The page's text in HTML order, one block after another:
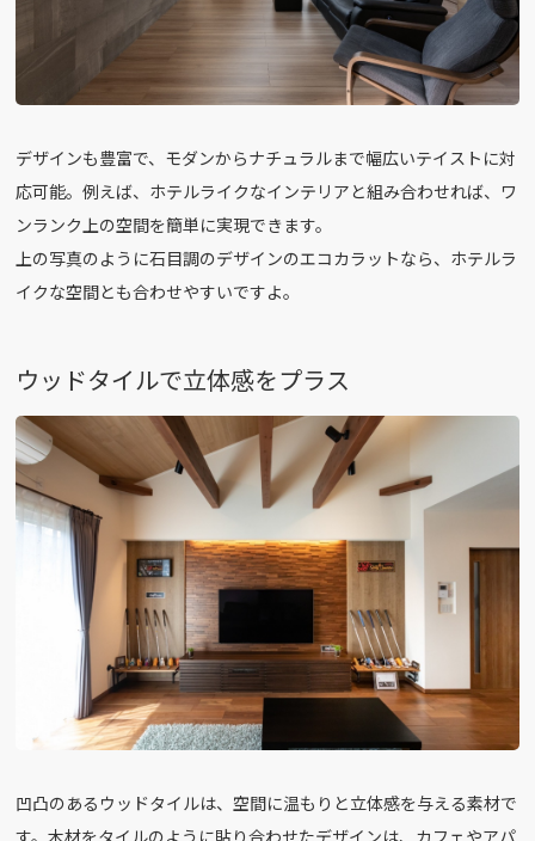
デザインも豊富で、モダンからナチュラルまで幅広いテイストに対
応可能。例えば、ホテルライクなインテリアと組み合わせれば、ワ
ンランク上の空間を簡単に実現できます。
上の写真のように石目調のデザインのエコカラットなら、ホテルラ
イクな空間とも合わせやすいですよ。
ウッドタイルで立体感をプラス
凹凸のあるウッドタイルは、空間に温もりと立体感を与える素材で